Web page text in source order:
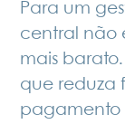
Para um
central não
mais
que reduza
pagamento